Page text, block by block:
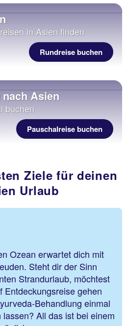
in Asien finden
Rundreise buchen
Asien
buchen
Pauschalreise buchen
Ziele für deinen
Urlaub
Ozean erwartet dich mit
Steht dir der Sinn
Strandurlaub, möchtest
Entdeckungsreise gehen
Behandlung einmal
All das ist bei einem